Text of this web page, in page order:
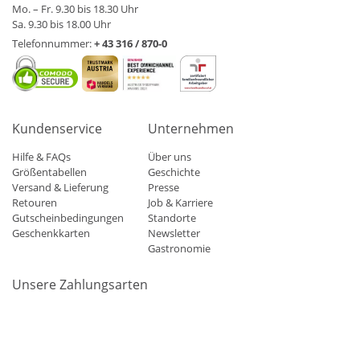
Mo. – Fr. 9.30 bis 18.30 Uhr
Sa. 9.30 bis 18.00 Uhr
Telefonnummer:+ 43 316 / 870-0
Kundenservice
Hilfe & FAQs
Größentabellen
Versand & Lieferung
Retouren
Gutscheinbedingungen
Geschenkkarten
Unternehmen
Über uns
Geschichte
Presse
Job & Karriere
Standorte
Newsletter
Gastronomie
Unsere Zahlungsarten